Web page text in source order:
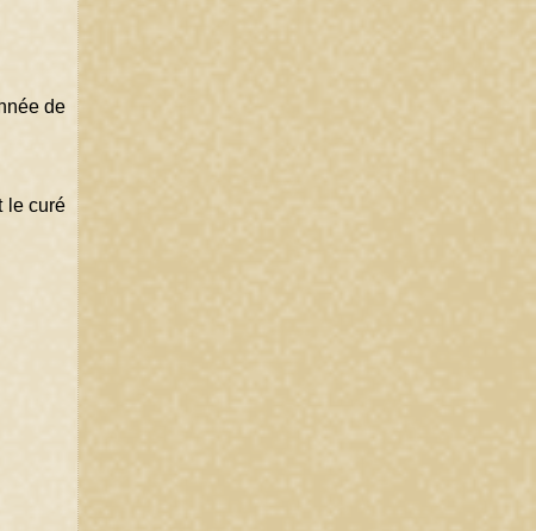
de
le curé